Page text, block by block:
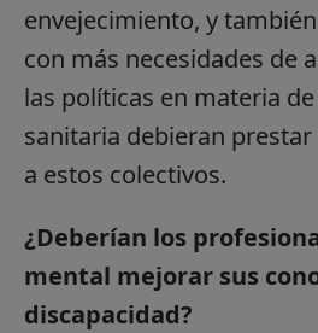
envejecimiento, y
con más necesidades de
las políticas en materia
sanitaria debieran
a estos colectivos.
¿Deberían los
mental mejorar sus
discapacidad?